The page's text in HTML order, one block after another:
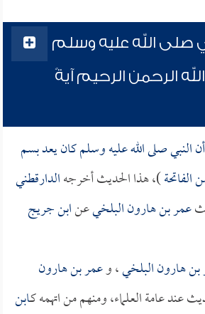
صلى الله عليه وسلم
الرحمن الرحيم آيةً
أن النبي صلى الله عليه وسلم كان يعد بسم
الفاتحة)، هذا الحديث أخرجهالدارقطني
عمر بن هارون البلخيعنابن جريج
هارون البلخي، وعمر بن هارون
عامة العلماء، ومنهم من اتهمه كـابن